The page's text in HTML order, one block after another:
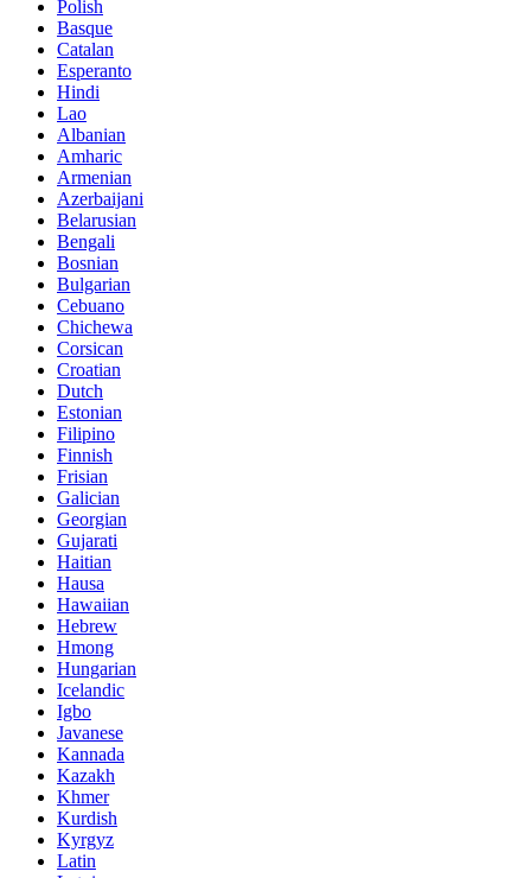
Polish
Basque
Catalan
Esperanto
Hindi
Lao
Albanian
Amharic
Armenian
Azerbaijani
Belarusian
Bengali
Bosnian
Bulgarian
Cebuano
Chichewa
Corsican
Croatian
Dutch
Estonian
Filipino
Finnish
Frisian
Galician
Georgian
Gujarati
Haitian
Hausa
Hawaiian
Hebrew
Hmong
Hungarian
Icelandic
Igbo
Javanese
Kannada
Kazakh
Khmer
Kurdish
Kyrgyz
Latin